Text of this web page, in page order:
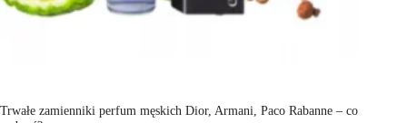
Trwałe zamienniki perfum męskich Dior, Armani, Paco Rabanne – co